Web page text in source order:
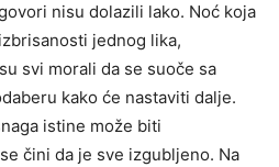
nisu dolazili lako. Noć koja
jednog lika,
svi morali da se suoče sa
kako će nastaviti dalje.
istine može biti
čini da je sve izgubljeno. Na